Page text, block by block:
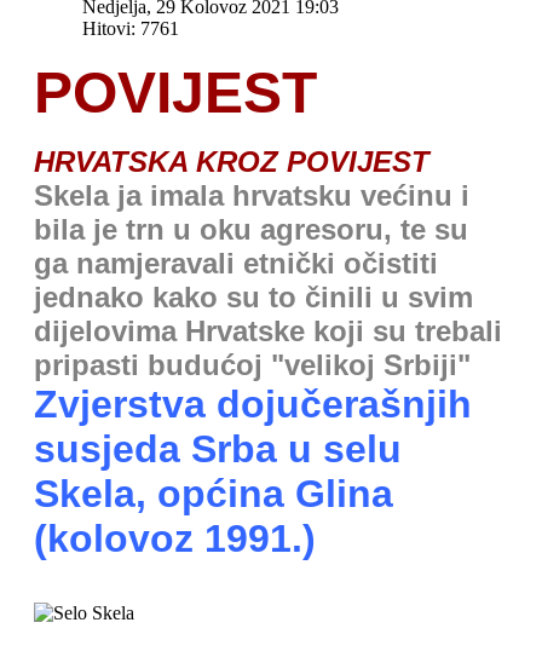
Nedjelja, 29 Kolovoz 2021 19:03
Hitovi: 7761
POVIJEST
HRVATSKA KROZ POVIJEST
Skela ja imala hrvatsku većinu i
bila je trn u oku agresoru, te su
ga namjeravali etnički očistiti
jednako kako su to činili u svim
dijelovima Hrvatske koji su trebali
pripasti budućoj "velikoj Srbiji"
Zvjerstva dojučerašnjih
susjeda Srba u selu
Skela, općina Glina
(kolovoz 1991.)